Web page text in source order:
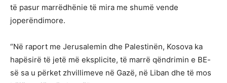
të pasur marrëdhënie të mira me shumë vende
joperëndimore.
“Në raport me Jerusalemin dhe Palestinën, Kosova ka
hapësirë të jetë më eksplicite, të marrë qëndrimin e BE-
së sa u përket zhvillimeve në Gazë, në Liban dhe të mos